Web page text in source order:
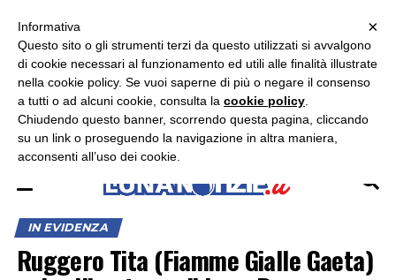
ASCOLTA RADIO LUNA
IN EVIDENZA
Ruggero Tita (Fiamme Gialle Gaeta)
×
×
Informativa
Questo sito o gli strumenti terzi da questo utilizzati si avvalgono
di cookie necessari al funzionamento ed utili alle finalità illustrate
nella cookie policy. Se vuoi saperne di più o negare il consenso
a tutti o ad alcuni cookie, consulta la cookie policy
Chiudendo questo banner, scorrendo questa pagina, cliccando
su un link o proseguendo la navigazione in altra maniera,
acconsenti all’uso dei cookie.